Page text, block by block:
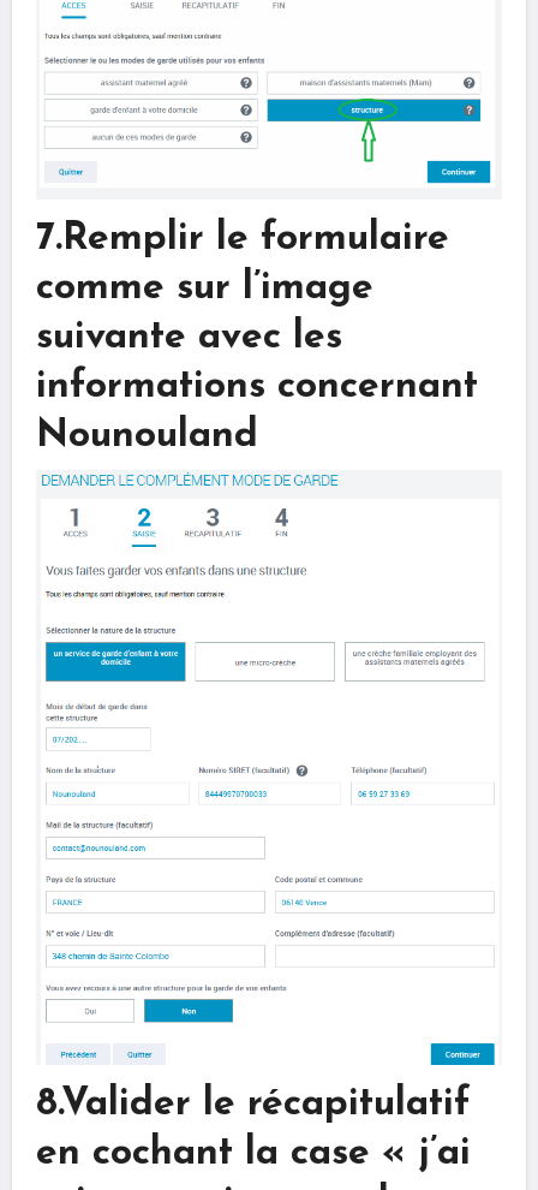
7.Remplir le formulaire
comme sur l’image
suivante avec les
informations concernant
Nounouland
8.Valider le récapitulatif
en cochant la case « j’ai